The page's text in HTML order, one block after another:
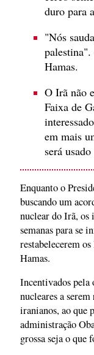
duro para
"Nós
Hamas.
O Irã não
Faixa de
em mais
será
Enquanto o
buscando um
nuclear do Irã, os
semanas para se
restabelecerem
Hamas.
Incentivados pela
nucleares a
iranianos, ao que
administração
grossa seja o que